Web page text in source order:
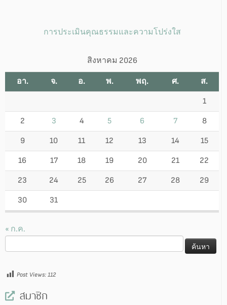
การประเมินคุณธรรมและความโปร่งใส
สิงหาคม 2026
อา. จ. อ. พ. พฤ. ศ. ส.
1
2 3 4 5 6 7 8
9 10 11 12 13 14 15
16 17 18 19 20 21 22
23 24 25 26 27 28 29
30 31
« ก.ค.
สำหรับ:
Post Views: 112
สมาชิก